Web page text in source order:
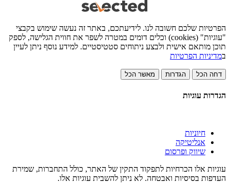
הפרטיות שלכם חשובה לנו. לידיעתכם, באתר זה נעשה שימוש בקבצי
"עוגיות" (cookies) וכלים דומים במטרה לשפר את חווית הגלישה, לספק
תוכן מותאם אישית ולבצע ניתוחים סטטיסטיים. למידע נוסף ניתן לעיין
במדיניות הפרטיות
דחה הכל הגדרות מאשר הכל
הגדרות עוגיות
חיוניות
אנליטיקה
שיווק ופרסום
עוגיות אלו הכרחיות לתפקוד התקין של האתר, כולל התחברות, שמירת
העדפות בסיסיות ואבטחה. לא ניתן להשבית עוגיות אלו.